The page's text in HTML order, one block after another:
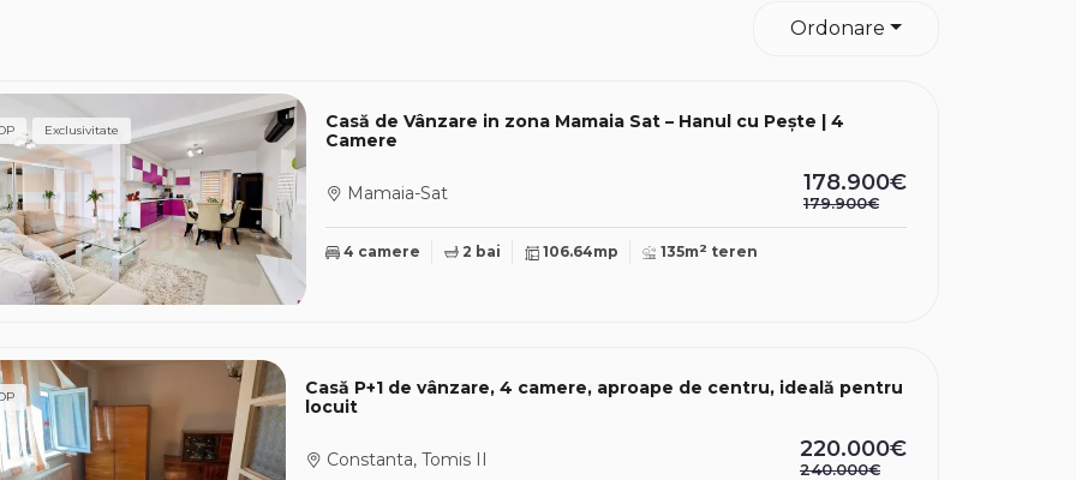
Ordonare
Exclusivitate
Casă de Vânzare in zona Mamaia Sat – Hanul cu Pește | 4
Camere
Mamaia-Sat 178.900€
179.900€
4 camere 2 bai 106.64mp 135m2 teren
Casă P+1 de vânzare, 4 camere, aproape de centru, ideală pentru
locuit
Constanta, Tomis II 220.000€
240.000€